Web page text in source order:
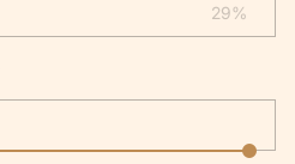
29%